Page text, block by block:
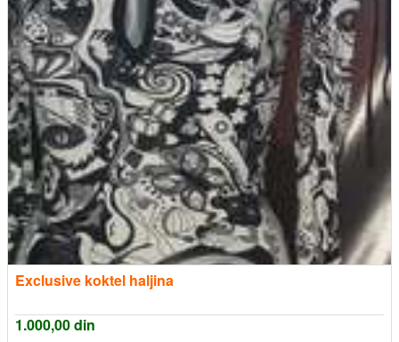
Exclusive koktel haljina
1.000,00din